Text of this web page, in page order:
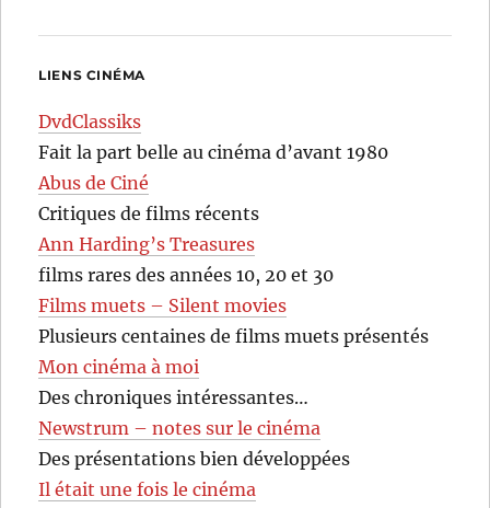
LIENS CINÉMA
DvdClassiks
Fait la part belle au cinéma d’avant 1980
Abus de Ciné
Critiques de films récents
Ann Harding’s Treasures
films rares des années 10, 20 et 30
Films muets – Silent movies
Plusieurs centaines de films muets présentés
Mon cinéma à moi
Des chroniques intéressantes…
Newstrum – notes sur le cinéma
Des présentations bien développées
Il était une fois le cinéma